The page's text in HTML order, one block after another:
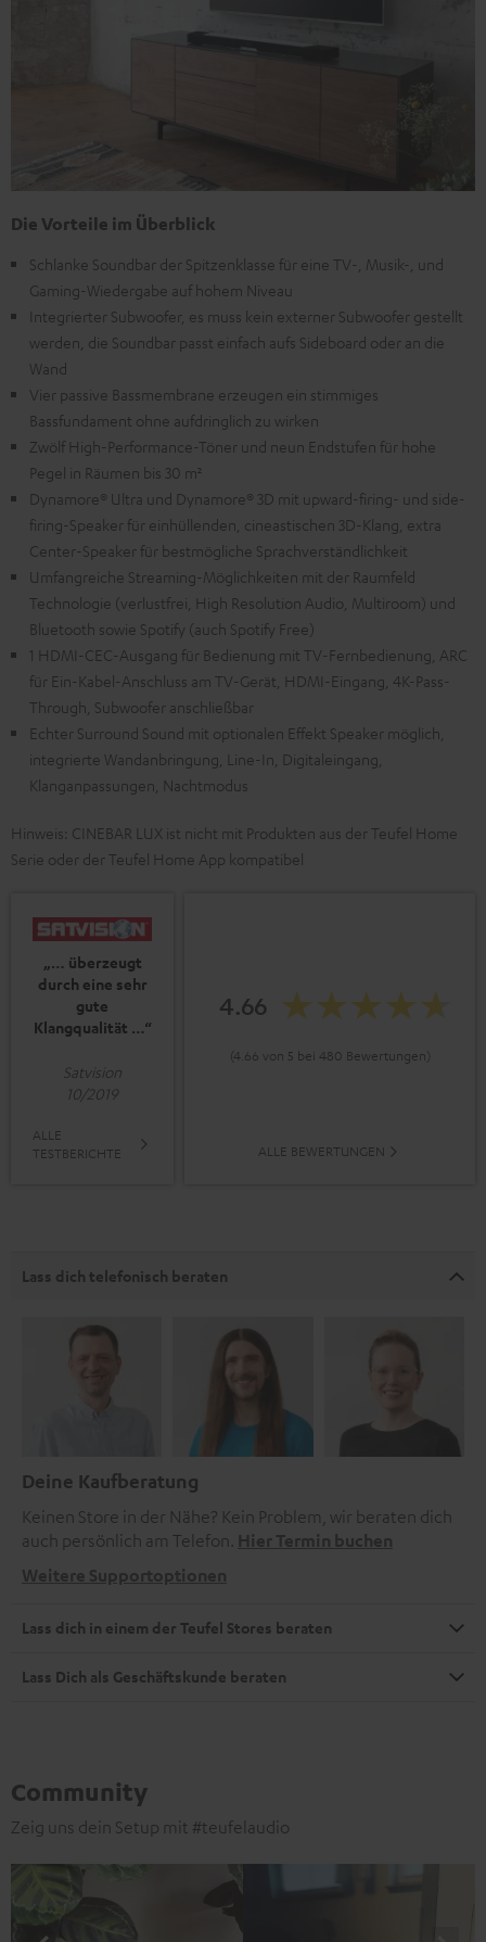
Die Vorteile im Überblick
Schlanke Soundbar der Spitzenklasse für eine TV-, Musik-, und
Gaming-Wiedergabe auf hohem Niveau
Integrierter Subwoofer, es muss kein externer Subwoofer gestellt
werden, die Soundbar passt einfach aufs Sideboard oder an die
Wand
Vier passive Bassmembrane erzeugen ein stimmiges
Bassfundament ohne aufdringlich zu wirken
Zwölf High-Performance-Töner und neun Endstufen für hohe
Pegel in Räumen bis 30 m²
Dynamore® Ultra und Dynamore® 3D mit upward-firing- und side-
firing-Speaker für einhüllenden, cineastischen 3D-Klang, extra
Center-Speaker für bestmögliche Sprachverständlichkeit
Umfangreiche Streaming-Möglichkeiten mit der Raumfeld
Technologie (verlustfrei, High Resolution Audio, Multiroom) und
Bluetooth sowie Spotify (auch Spotify Free)
1 HDMI-CEC-Ausgang für Bedienung mit TV-Fernbedienung, ARC
für Ein-Kabel-Anschluss am TV-Gerät, HDMI-Eingang, 4K-Pass-
Through, Subwoofer anschließbar
Echter Surround Sound mit optionalen Effekt Speaker möglich,
integrierte Wandanbringung, Line-In, Digitaleingang,
Klanganpassungen, Nachtmodus
Hinweis: CINEBAR LUX ist nicht mit Produkten aus der Teufel Home
Serie oder der Teufel Home App kompatibel
„… überzeugt
durch eine sehr
gute
Klangqualität …“
Satvision
10/2019
ALLE
TESTBERICHTE
4.66
(4.66 von 5 bei 480 Bewertungen)
ALLE BEWERTUNGEN
Lass dich telefonisch beraten
Deine Kaufberatung
Keinen Store in der Nähe? Kein Problem, wir beraten dich
auch persönlich am Telefon. Hier Termin buchen
Weitere Supportoptionen
Lass dich in einem der Teufel Stores beraten
Lass Dich als Geschäftskunde beraten
Community
Zeig uns dein Setup mit #teufelaudio